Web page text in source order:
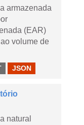
armazenada
(EAR)
volume de
JSON
natural